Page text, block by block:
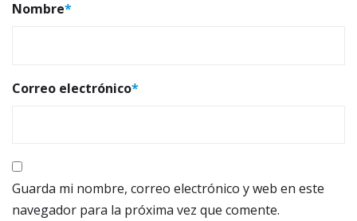
Nombre*
Correo electrónico*
Guarda mi nombre, correo electrónico y web en este
navegador para la próxima vez que comente.